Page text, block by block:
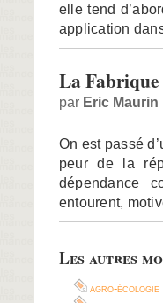
elle tend
application
La
par Eric Maurin
On est passé
peur de la
dépendance
entourent,
Les autres
agro-écologie